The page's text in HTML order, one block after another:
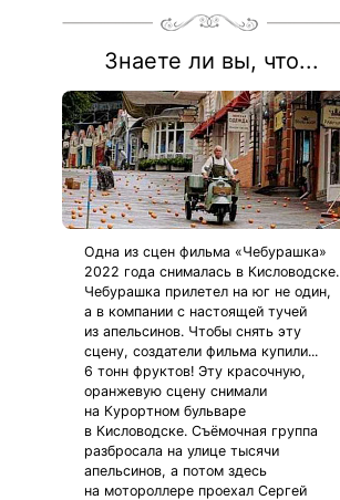
Знаете ли вы, что...
Одна из сцен фильма «Чебурашка»
2022 года снималась в Кисловодске.
Чебурашка прилетел на юг не один,
а в компании с настоящей тучей
из апельсинов. Чтобы снять эту
сцену, создатели фильма купили...
6 тонн фруктов! Эту красочную,
оранжевую сцену снимали
на Курортном бульваре
в Кисловодске. Съёмочная группа
разбросала на улице тысячи
апельсинов, а потом здесь
на мотороллере проехал Сергей